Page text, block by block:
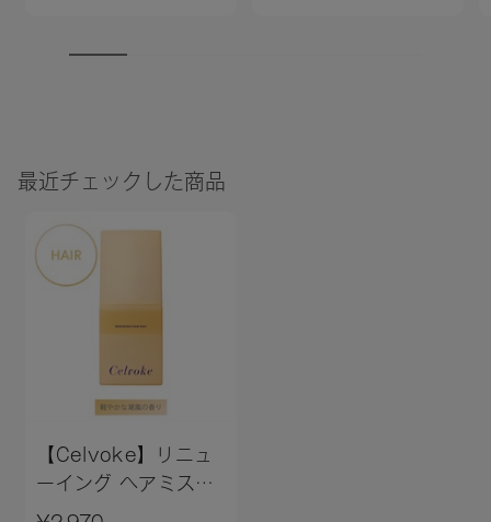
最近チェックした商品
【Celvoke】リニュ
ーイング ヘアミス
ト Herbal